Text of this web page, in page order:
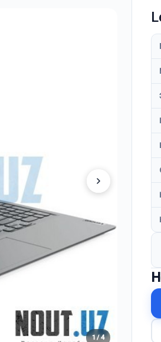
1 / 4